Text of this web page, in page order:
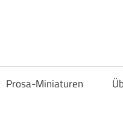
Prosa-Miniaturen